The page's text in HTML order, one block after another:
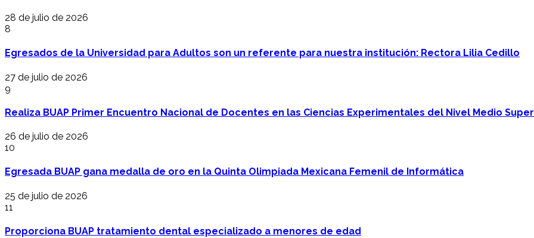
28 de julio de 2026
8
Egresados de la Universidad para Adultos son un referente para nuestra institución: Rectora Lilia Cedillo
27 de julio de 2026
9
Realiza BUAP Primer Encuentro Nacional de Docentes en las Ciencias Experimentales del Nivel Medio
26 de julio de 2026
10
Egresada BUAP gana medalla de oro en la Quinta Olimpiada Mexicana Femenil de Informática
25 de julio de 2026
11
Proporciona BUAP tratamiento dental especializado a menores de edad